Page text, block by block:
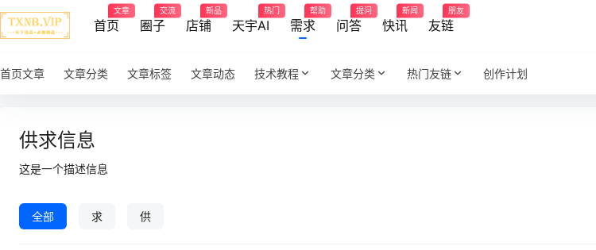
首页
文章
圈子
交流
店铺
新品
天宇AI
热门
需求
帮助
问答
提问
快讯
新闻
友链
朋友
首页文章 文章分类 文章标签 文章动态 技术教程 文章分类 热门友链 创作计划
供求信息
这是一个描述信息
全部 求 供